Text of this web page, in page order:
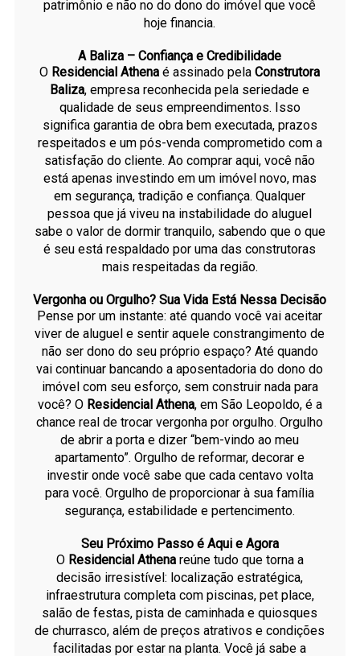
patrimônio e não no do dono do imóvel que você
hoje financia.
A Baliza – Confiança e Credibilidade
O Residencial Athena é assinado pelaConstrutora
Baliza, empresa reconhecida pela seriedade e
qualidade de seus empreendimentos. Isso
significa garantia de obra bem executada, prazos
respeitados e um pós-venda comprometido com a
satisfação do cliente. Ao comprar aqui, você não
está apenas investindo em um imóvel novo, mas
em segurança, tradição e confiança. Qualquer
pessoa que já viveu na instabilidade do aluguel
sabe o valor de dormir tranquilo, sabendo que o que
é seu está respaldado por uma das construtoras
mais respeitadas da região.
Vergonha ou Orgulho? Sua Vida Está Nessa Decisão
Pense por um instante: até quando você vai aceitar
viver de aluguel e sentir aquele constrangimento de
não ser dono do seu próprio espaço? Até quando
vai continuar bancando a aposentadoria do dono do
imóvel com seu esforço, sem construir nada para
você? O Residencial Athena, em São Leopoldo, é a
chance real de trocar vergonha por orgulho. Orgulho
de abrir a porta e dizer “bem-vindo ao meu
apartamento”. Orgulho de reformar, decorar e
investir onde você sabe que cada centavo volta
para você. Orgulho de proporcionar à sua família
segurança, estabilidade e pertencimento.
Seu Próximo Passo é Aqui e Agora
O Residencial Athenareúne tudo que torna a
decisão irresistível: localização estratégica,
infraestrutura completa com piscinas, pet place,
salão de festas, pista de caminhada e quiosques
de churrasco, além de preços atrativos e condições
facilitadas por estar na planta. Você já sabe a